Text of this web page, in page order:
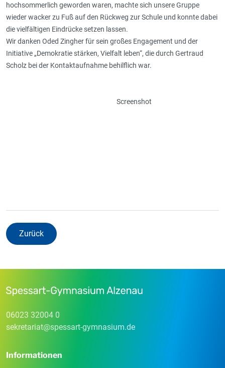
hochsommerlich geworden waren, machte sich unsere Gruppe
wieder wacker zu Fuß auf den Rückweg zur Schule und konnte dabei
die vielfältigen Eindrücke setzen lassen.
Wir danken Oded Zingher für sein großes Engagement und der
Initiative „Demokratie stärken, Vielfalt leben“, die durch Gertraud
Scholz bei der Kontaktaufnahme behilflich war.
Screenshot
Zurück
06023 32004 0
sekretariat@spessart-gymnasium.de
Informationen